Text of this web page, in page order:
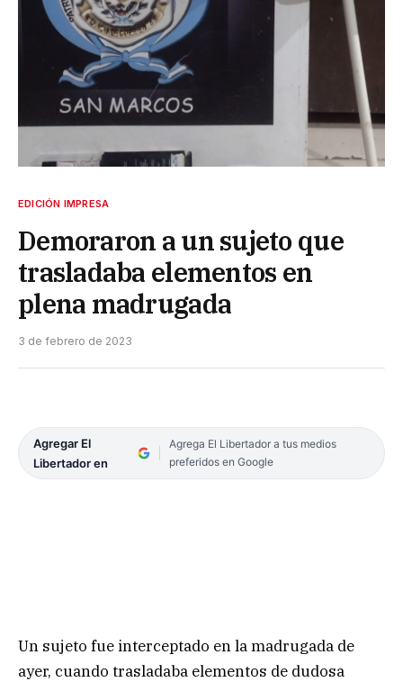
EDICIÓN IMPRESA
Demoraron a un sujeto que
trasladaba elementos en
plena madrugada
3 de febrero de 2023
Agregar El
Libertador en
Agrega El Libertador a tus medios
preferidos en Google
Un sujeto fue interceptado en la madrugada de
ayer, cuando trasladaba elementos de dudosa